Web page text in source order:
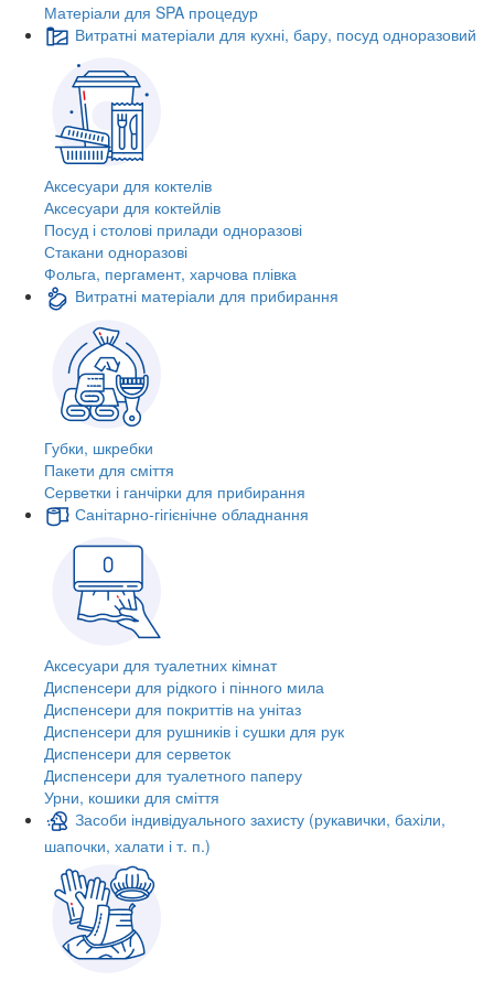
Матеріали для SPA процедур
Витратні матеріали для кухні, бару, посуд одноразовий
Аксесуари для коктелів
Аксесуари для коктейлів
Посуд і столові прилади одноразові
Стакани одноразові
Фольга, пергамент, харчова плівка
Витратні матеріали для прибирання
Губки, шкребки
Пакети для сміття
Серветки і ганчірки для прибирання
Санітарно-гігієнічне обладнання
Аксесуари для туалетних кімнат
Диспенсери для рідкого і пінного мила
Диспенсери для покриттів на унітаз
Диспенсери для рушників і сушки для рук
Диспенсери для серветок
Диспенсери для туалетного паперу
Урни, кошики для сміття
Засоби індивідуального захисту (рукавички, бахіли,
шапочки, халати і т. п.)